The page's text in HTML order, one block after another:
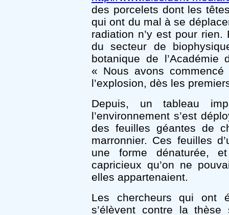
des porcelets dont les
qui ont du mal à se
radiation n’y est pour
du secteur de
botanique de l’Académie
« Nous avons
l’explosion, dès les
Depuis, un tableau
l’environnement s’est
des feuilles géantes de
marronnier. Ces feuilles
une forme dénaturée,
capricieux qu’on ne
elles appartenaient.
Les chercheurs qui ont
s’élèvent contre la